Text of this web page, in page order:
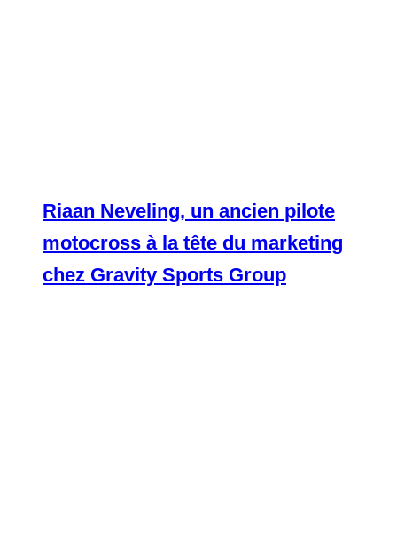
Riaan Neveling, un ancien pilote
motocross à la tête du marketing
chez Gravity Sports Group